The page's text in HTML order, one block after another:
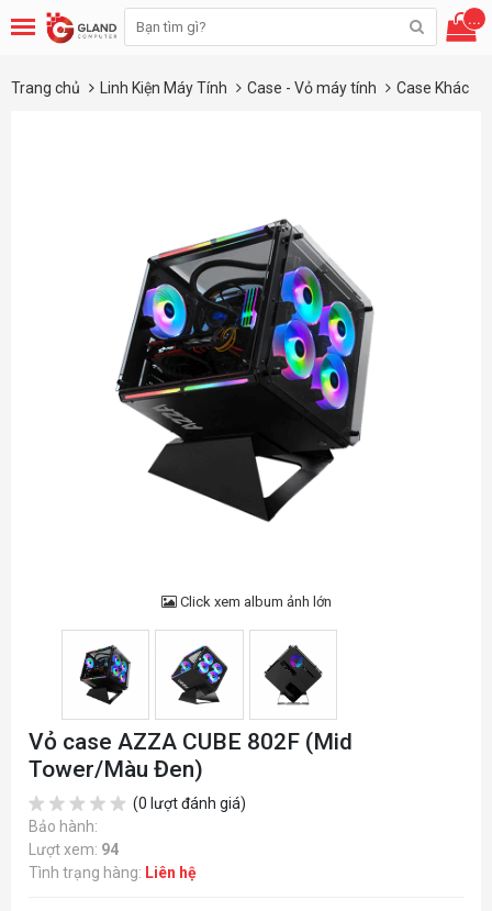
...
Trang chủ Linh Kiện Máy Tính Case - Vỏ máy tính Case Khác
Click xem album ảnh lớn
Vỏ case AZZA CUBE 802F (Mid
Tower/Màu Đen)
(0 lượt đánh giá)
Bảo hành:
Lượt xem: 94
Tình trạng hàng: Liên hệ